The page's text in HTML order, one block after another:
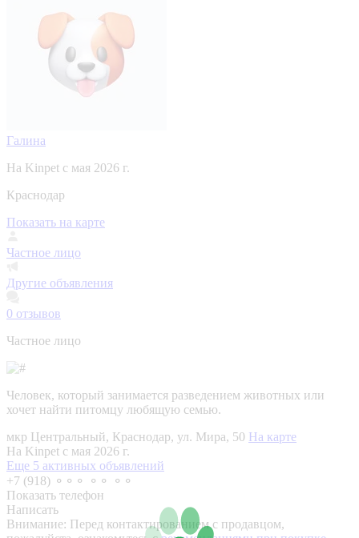
Галина
На Kinpet c мая 2026 г.
Краснодар
Показать на карте
Частное лицо
Другие объявления
0 отзывов
Частное лицо
Человек, который занимается разведением животных или
хочет найти питомцу любящую семью.
мкр Центральный, Краснодар, ул. Мира, 50 На карте
На Kinpet c мая 2026 г.
Еще 5 активных объявлений
+7 (918) ⚬⚬⚬ ⚬⚬ ⚬⚬
Показать телефон
Написать
Внимание: Перед контактированием с продавцом,